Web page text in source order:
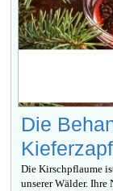
Die
Die Kirschpflaume
unserer Wälder. Ihre